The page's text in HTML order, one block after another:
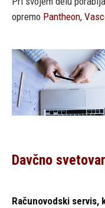
opremo Pantheon,
Davčno
Računovodski